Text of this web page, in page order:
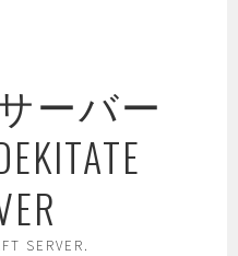
ーバー
SERVER.